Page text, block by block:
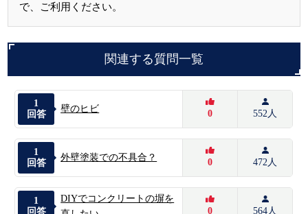
で、ご利用ください。
関連する質問一覧
1
回答
壁のヒビ 0 552人
1
回答
外壁塗装での不具合？ 0 472人
1
回答
DIYでコンクリートの塀を
0 564人